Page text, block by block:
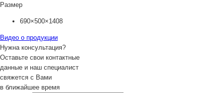
Размер
690×500×1408
Видео о продукции
Нужна консультация?
Оставьте свои контактные
данные и наш специалист
свяжется с Вами
в ближайшее время